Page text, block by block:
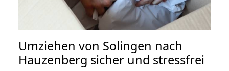
Umziehen von Solingen nach
Hauzenberg sicher und stressfrei